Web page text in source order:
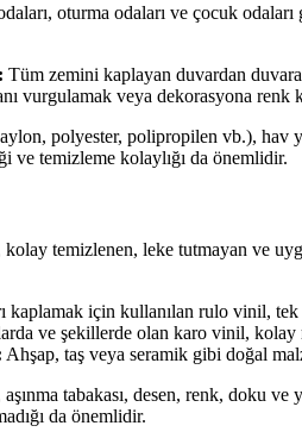
oturma odaları ve çocuk
Tüm zemini kaplayan duvardan
vurgulamak veya dekorasyona renk
polyester, polipropilen vb.), hav
ve temizleme kolaylığı da önemlidir.
kolay temizlenen, leke tutmayan ve
kaplamak için kullanılan rulo vinil,
ve şekillerde olan karo vinil, kolay
Ahşap, taş veya seramik gibi doğal
tabakası, desen, renk, doku
da önemlidir.